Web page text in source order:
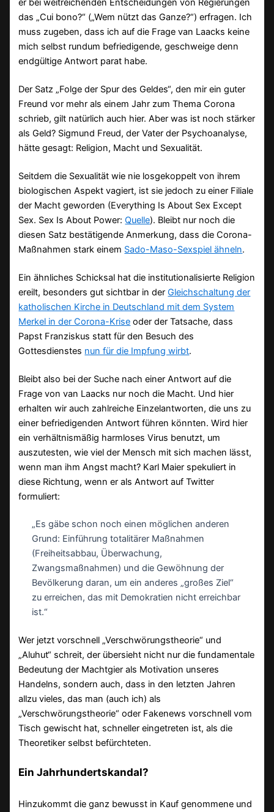
er bei weitreichenden Entscheidungen von Regierungen
das „Cui bono?“ („Wem nützt das Ganze?“) erfragen. Ich
muss zugeben, dass ich auf die Frage van Laacks keine
mich selbst rundum befriedigende, geschweige denn
endgültige Antwort parat habe.
Der Satz „Folge der Spur des Geldes“, den mir ein guter
Freund vor mehr als einem Jahr zum Thema Corona
schrieb, gilt natürlich auch hier. Aber was ist noch stärker
als Geld? Sigmund Freud, der Vater der Psychoanalyse,
hätte gesagt: Religion, Macht und Sexualität.
Seitdem die Sexualität wie nie losgekoppelt von ihrem
biologischen Aspekt vagiert, ist sie jedoch zu einer Filiale
der Macht geworden (Everything Is About Sex Except
Sex. Sex Is About Power:Quelle). Bleibt nur noch die
diesen Satz bestätigende Anmerkung, dass die Corona-
Maßnahmen stark einem Sado-Maso-Sexspiel ähneln.
Ein ähnliches Schicksal hat die institutionalisierte Religion
ereilt, besonders gut sichtbar in derGleichschaltung der
katholischen Kirche in Deutschland mit dem System
Merkel in der Corona-Krise oder der Tatsache, dass
Papst Franziskus statt für den Besuch des
Gottesdienstes nun für die Impfung wirbt.
Bleibt also bei der Suche nach einer Antwort auf die
Frage von van Laacks nur noch die Macht. Und hier
erhalten wir auch zahlreiche Einzelantworten, die uns zu
einer befriedigenden Antwort führen könnten. Wird hier
ein verhältnismäßig harmloses Virus benutzt, um
auszutesten, wie viel der Mensch mit sich machen lässt,
wenn man ihm Angst macht? Karl Maier spekuliert in
diese Richtung, wenn er als Antwort auf Twitter
formuliert:
„Es gäbe schon noch einen möglichen anderen
Grund: Einführung totalitärer Maßnahmen
(Freiheitsabbau, Überwachung,
Zwangsmaßnahmen) und die Gewöhnung der
Bevölkerung daran, um ein anderes „großes Ziel“
zu erreichen, das mit Demokratien nicht erreichbar
ist.“
Wer jetzt vorschnell „Verschwörungstheorie“ und
„Aluhut“ schreit, der übersieht nicht nur die fundamentale
Bedeutung der Machtgier als Motivation unseres
Handelns, sondern auch, dass in den letzten Jahren
allzu vieles, das man (auch ich) als
„Verschwörungstheorie“ oder Fakenews vorschnell vom
Tisch gewischt hat, schneller eingetreten ist, als die
Theoretiker selbst befürchteten.
Ein Jahrhundertskandal?
Hinzukommt die ganz bewusst in Kauf genommene und